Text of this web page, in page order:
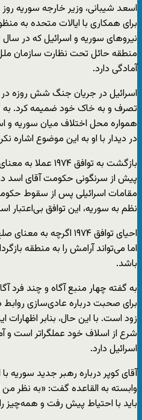
اسعد شیبانی، وزیر خارجه سوریه
برای همکاری با ایالات متحده به
منطقه حائل تحت نظارت سازمان
آمادگی دارد.
تصرف و به خاک خود ضمیمه کرد. به
همواره محل اختلاف میان سوریه و
در دیدار با او به این موضوع اشاره
بازگشت به توافق
پیش از سرنگونی حکومت آقای اسد
مقامات اسرائیلی پس از سقوط
نظم به سوریه، این توافق بی‌اعتبار
احیای توافق ۱۹۷۴
اما می‌تواند آرامش را به منطقه
باشد.
به گفته چهار منبع آگاه و چند فرد
برای صحبت درباره عادی‌سازی روابط
زود است. با این حال، بنابر اظهارات
شرع از اسلاف خود عملگراتر است و
اسرائيل دارد.
آقای کوپر درباره رهبر جدید سوریه
وابسته به القاعده گفت: «به نظر
باید با احتیاط پیش رفت و همه‌چیز